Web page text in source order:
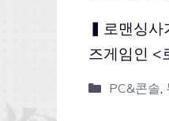
▍로맨싱사
즈게임인 <
PC&콘솔